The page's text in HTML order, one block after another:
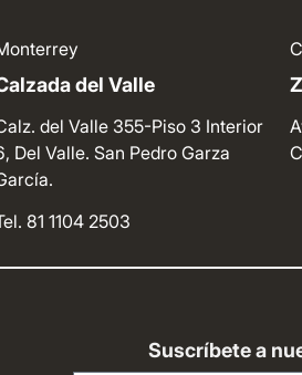
del Valle
del Valle 355-Piso 3 Interior
Del Valle. San Pedro Garza
81 1104 2503
Suscríbete a